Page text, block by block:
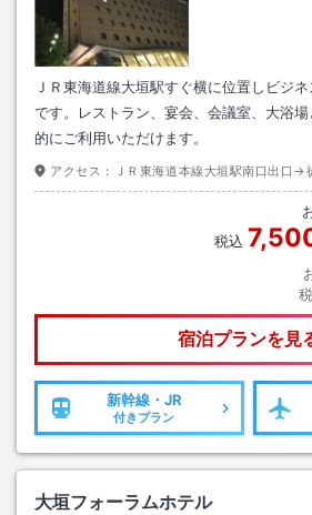
ＪＲ東海道線大垣駅すぐ横に位置しビジ
です。レストラン、宴会、会議室、大浴
的にご利用いただけます。
アクセス： ＪＲ東海道本線大垣駅南口出口→
税込
宿泊プランを見
新幹線・JR
付きプラン
大垣フォーラムホテル